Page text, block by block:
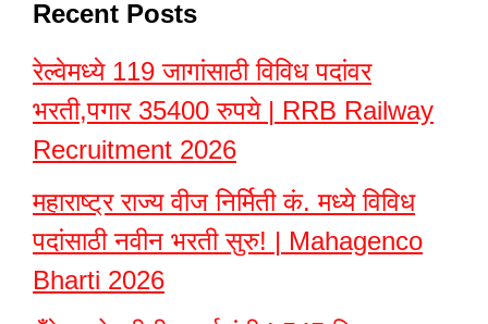
Recent Posts
रेल्वेमध्ये 119 जागांसाठी विविध पदांवर
भरती,पगार 35400 रुपये | RRB Railway
Recruitment 2026
महाराष्ट्र राज्य वीज निर्मिती कं. मध्ये विविध
पदांसाठी नवीन भरती सुरु! | Mahagenco
Bharti 2026